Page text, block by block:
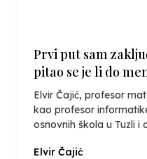
Prvi put sam
pitao se je li do
Elvir Čajić, profesor
kao profesor
osnovnih škola u Tuzli i
Elvir Čajić